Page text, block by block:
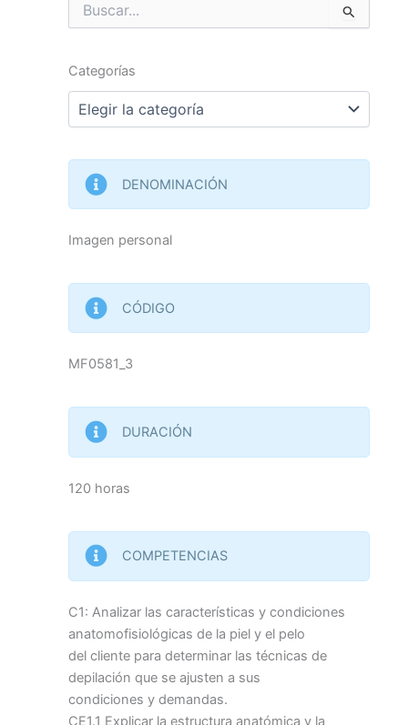
Buscar
por:
Categorías
Categorías
DENOMINACIÓN
Imagen personal
CÓDIGO
MF0581_3
DURACIÓN
120 horas
COMPETENCIAS
C1: Analizar las características y condiciones
anatomofisiológicas de la piel y el pelo
del cliente para determinar las técnicas de
depilación que se ajusten a sus
condiciones y demandas.
CE1.1 Explicar la estructura anatómica y la